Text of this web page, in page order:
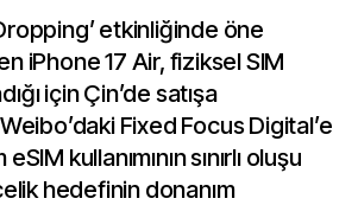
etkinliğinde öne
iPhone 17 Air, fiziksel SIM
için Çin’de satışa
Fixed Focus Digital’e
kullanımının sınırlı oluşu
hedefinin donanım